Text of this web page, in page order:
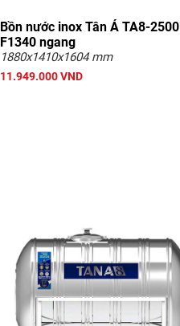
Bồn nước inox Tân Á TA8-2500
F1340 ngang
1880x1410x1604 mm
11.949.000 VND